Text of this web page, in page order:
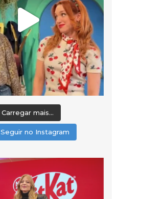
Carregar mais...
Seguir no Instagram